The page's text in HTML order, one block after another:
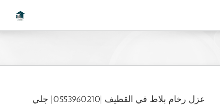
عزل رخام بلاط في القطيف |0553960210| جلي